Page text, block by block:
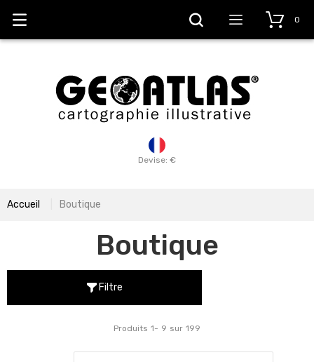
Devise: €
0
Accueil Boutique
Boutique
Filtre
Produits 1- 9 sur 199